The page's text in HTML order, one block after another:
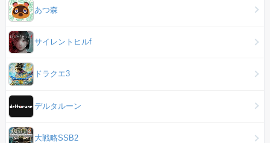
あつ森
サイレントヒルf
ドラクエ3
デルタルーン
大戦略SSB2